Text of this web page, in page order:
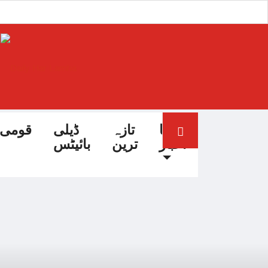
قومی
ڈیلی
بائیٹس
تازہ
ترین
آج کا
اخبار